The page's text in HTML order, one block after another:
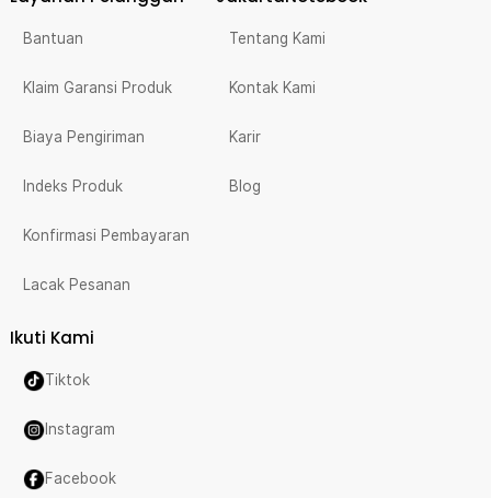
Bantuan
Klaim Garansi Produk
Biaya Pengiriman
Indeks Produk
Konfirmasi Pembayaran
Lacak Pesanan
Tentang Kami
Kontak Kami
Karir
Blog
Ikuti Kami
Tiktok
Instagram
Facebook